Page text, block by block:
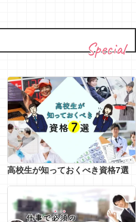
Special
高校生が知っておくべき資格7選